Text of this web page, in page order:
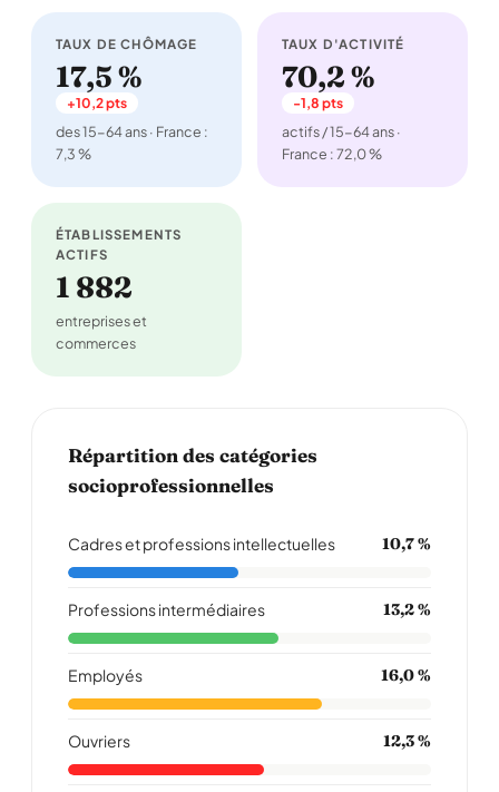
TAUX DE CHÔMAGE
17,5 %
+10,2 pts
des 15-64 ans · France :
7,3 %
TAUX D'ACTIVITÉ
70,2 %
-1,8 pts
actifs / 15-64 ans ·
France : 72,0 %
ÉTABLISSEMENTS
ACTIFS
1 882
entreprises et
commerces
Répartition des catégories
socioprofessionnelles
Cadres et professions intellectuelles 10,7 %
Professions intermédiaires 13,2 %
Employés 16,0 %
Ouvriers 12,3 %